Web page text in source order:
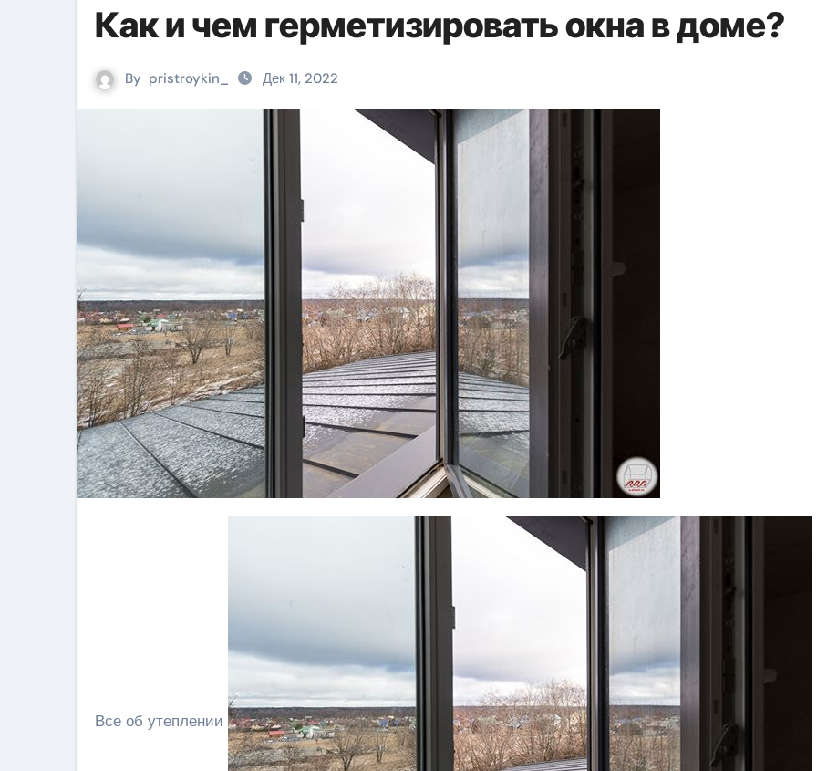
Как и чем герметизировать окна в доме?
By pristroykin_ Дек 11, 2022
Все об утеплении